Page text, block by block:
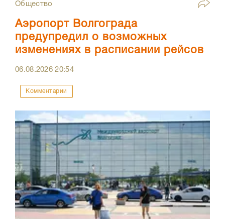
Общество
Аэропорт Волгограда
предупредил о возможных
изменениях в расписании рейсов
06.08.202620:54
Комментарии